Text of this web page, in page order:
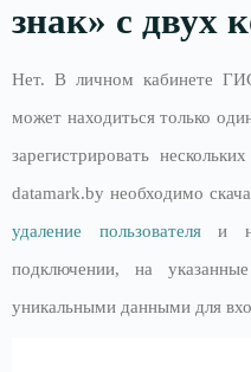
знак» с двух
Нет. В личном кабинете
может находиться только
зарегистрировать
datamark.by необходимо
удаление пользователяи
подключении, на
уникальными данными для